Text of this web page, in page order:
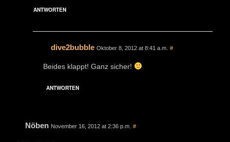
ANTWORTEN
dive2bubble Oktober 8, 2012 at 8:41 a.m. #
Beides klappt! Ganz sicher!
ANTWORTEN
Nöben November 16, 2012 at 2:36 p.m. #